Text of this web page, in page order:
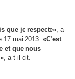
que je respecte», a-
17 mai 2013. «C’est
et que nous
, a-t-il dit.